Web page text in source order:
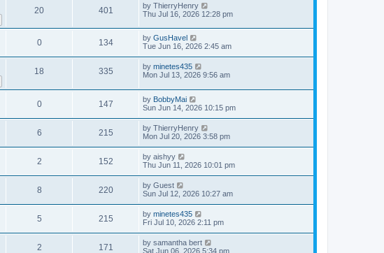
20 401 by ThierryHenry
Thu Jul 16, 2026 12:28 pm
0 134 by GusHavel
Tue Jun 16, 2026 2:45 am
18 335 by minetes435
Mon Jul 13, 2026 9:56 am
0 147 by BobbyMai
Sun Jun 14, 2026 10:15 pm
6 215 by ThierryHenry
Mon Jul 20, 2026 3:58 pm
2 152 by aishyy
Thu Jun 11, 2026 10:01 pm
8 220 by Guest
Sun Jul 12, 2026 10:27 am
5 215 by minetes435
Fri Jul 10, 2026 2:11 pm
2 171 by samantha bert
Sat Jun 06, 2026 5:34 pm